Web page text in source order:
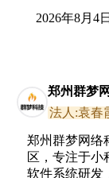
2026年8月4日
郑州群梦
法人:袁春
郑州群梦网络
区，专注于小
软件系统研发